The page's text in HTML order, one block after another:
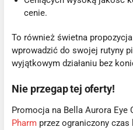
cenie.
To również świetna
wprowadzić do swojej rutyny
wyjątkowym działaniu bez
Nie przegap tej oferty!
Promocja na Bella Aurora Eye
Pharm przez ograniczony